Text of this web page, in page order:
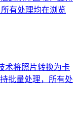
有处理均在浏览
术将照片转换为卡
批量处理，所有处